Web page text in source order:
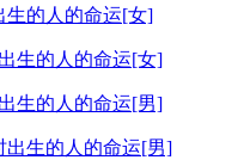
生的人的命运[女]
生的人的命运[女]
生的人的命运[男]
出生的人的命运[男]